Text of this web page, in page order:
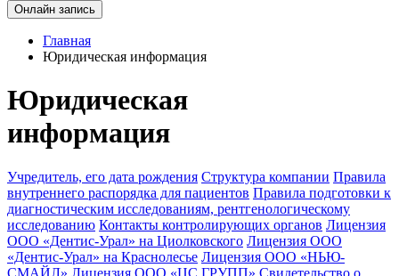
Oнлайн запись
Главная
Юридическая информация
Юридическая
информация
Учредитель, его дата рождения Структура компании Правила
внутреннего распорядка для пациентов Правила подготовки к
диагностическим исследованиям, рентгенологическому
исследованию Контакты контролирующих органов Лицензия
ООО «Дентис-Урал» на Циолковского Лицензия ООО
«Дентис-Урал» на Краснолесье Лицензия ООО «НЬЮ-
СМАЙЛ» Лицензия ООО «ЦС ГРУПП» Свидетельство о